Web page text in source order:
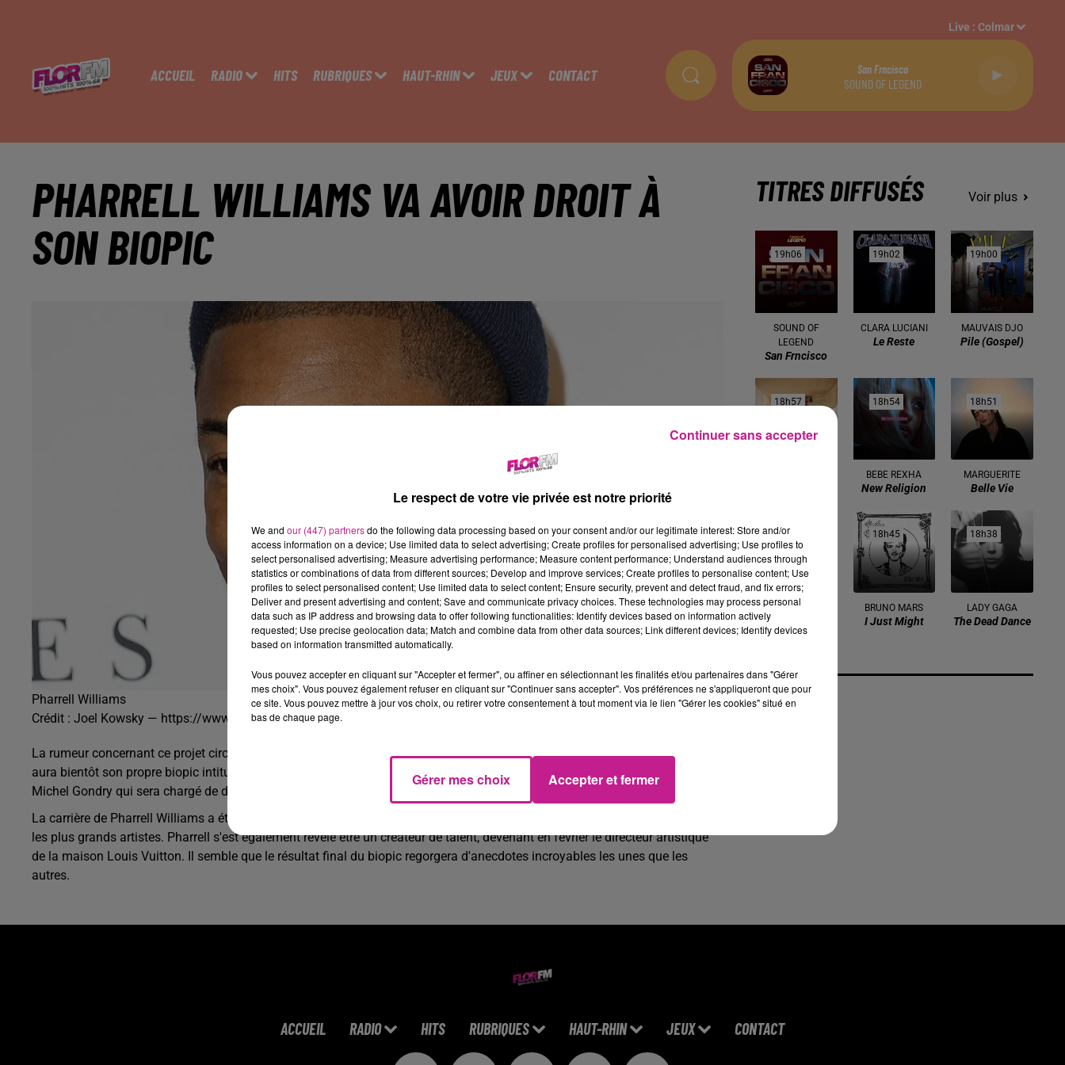
ACCUEIL RADIO HITS RUBRIQUES HAUT-RHIN JEUX CONTACT
Live :Colmar
San Frncisco
SOUND OF LEGEND
PHARRELL WILLIAMS VA AVOIR DROIT À
SON BIOPIC
Pharrell Williams
Crédit : Joel Kowsky — https://www.flickr.com
La rumeur concernant ce projet circulait depuis un certain temps et il est sur le point de se concrétiser. La star de la musique
aura bientôt son propre biopic intitulé "Atlantis", qui prendra la forme d'une comédie musicale. C'est le réalisateur français
Michel Gondry qui sera chargé de donner vie à ce projet particulièrement prometteur.
La carrière de Pharrell Williams a été tout simplement extraordinaire, toujours à la pointe de la musique et collaborant avec
les plus grands artistes. Pharrell s'est également révélé être un créateur de talent, devenant en février le directeur artistique
de la maison Louis Vuitton. Il semble que le résultat final du biopic regorgera d'anecdotes incroyables les unes que les
autres.
TITRES DIFFUSÉS Voir plus
19h06
19h06
SOUND OF
LEGEND
San Frncisco
19h02
19h02
CLARA LUCIANI
Le Reste
19h00
19h00
MAUVAIS DJO
Pile (gospel)
18h57
18h57 18h54
18h54
BEBE REXHA
New Religion
18h51
18h51
MARGUERITE
Belle Vie
18h49
18h49
KEBLACK FEAT.
GUY2BEZBAR
Melrose Place
18h45
18h45
BRUNO MARS
I Just Might
18h38
18h38
LADY GAGA
The Dead Dance
ACCUEIL RADIO HITS RUBRIQUES HAUT-RHIN JEUX CONTACT
Le respect de votre vie privée est notre priorité
We and our (447) partnersdo the following data processing based on your consent and/or our legitimate interest: Store and/or
access information on a device; Use limited data to select advertising; Create profiles for personalised advertising; Use profiles to
select personalised advertising; Measure advertising performance; Measure content performance; Understand audiences through
statistics or combinations of data from different sources; Develop and improve services; Create profiles to personalise content; Use
profiles to select personalised content; Use limited data to select content; Ensure security, prevent and detect fraud, and fix errors;
Deliver and present advertising and content; Save and communicate privacy choices. These technologies may process personal
data such as IP address and browsing data to offer following functionalities: Identify devices based on information actively
requested; Use precise geolocation data; Match and combine data from other data sources; Link different devices; Identify devices
based on information transmitted automatically.
Vous pouvez accepter en cliquant sur "Accepter et fermer", ou affiner en sélectionnant les finalités et/ou partenaires dans "Gérer
mes choix". Vous pouvez également refuser en cliquant sur "Continuer sans accepter". Vos préférences ne s'appliqueront que pour
ce site. Vous pouvez mettre à jour vos choix, ou retirer votre consentement à tout moment via le lien "Gérer les cookies" situé en
bas de chaque page.
Gérer mes choix Accepter et fermer
Continuer sans accepter